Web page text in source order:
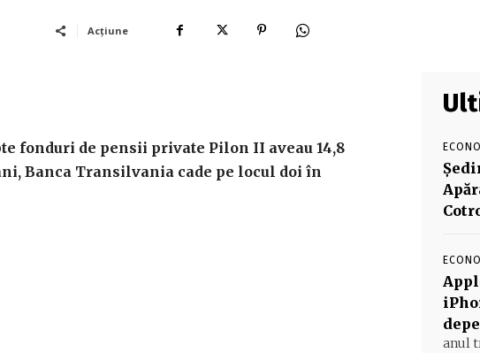
Acțiune
fonduri de pensii private Pilon II aveau 14,8
Banca Transilvania cade pe locul doi în
anul